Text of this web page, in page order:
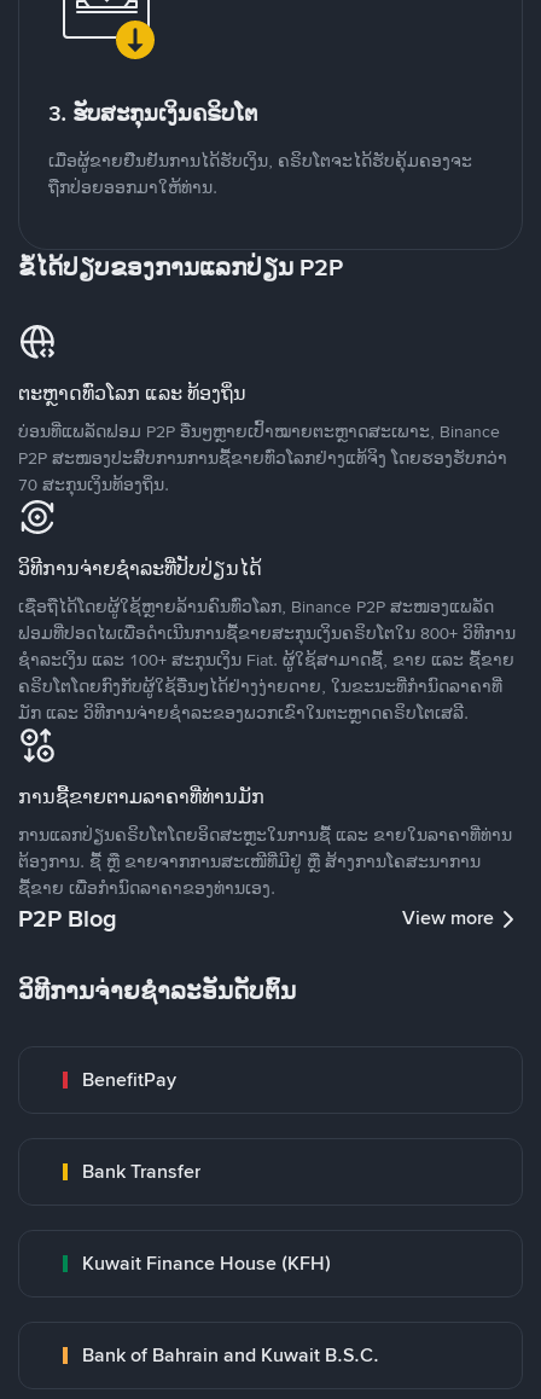
3. ຮັບສະກຸນເງິນຄຣິບໂຕ
ເມື່ອຜູ້ຂາຍຢືນຢັນການໄດ້ຮັບເງິນ, ຄຣິບໂຕຈະໄດ້ຮັບຄຸ້ມຄອງຈະ
ຖືກປ່ອຍອອກມາໃຫ້ທ່ານ.
ຂໍ້ໄດ້ປຽບຂອງການແລກປ່ຽນ P2P
ຕະຫຼາດທົ່ວໂລກ ແລະ ທ້ອງຖິ່ນ
ບ່ອນທີ່ແພລັດຟອມ P2P ອື່ນໆຫຼາຍເປົ້າໝາຍຕະຫຼາດສະເພາະ, Binance
P2P ສະໜອງປະສົບການການຊື້ຂາຍທົ່ວໂລກຢ່າງແທ້ຈິງ ໂດຍຮອງຮັບກວ່າ
70 ສະກຸນເງິນທ້ອງຖິ່ນ.
ວິທີການຈ່າຍຊຳລະທີ່ປັບປ່ຽນໄດ້
ເຊື່ອຖືໄດ້ໂດຍຜູ້ໃຊ້ຫຼາຍລ້ານຄົນທົ່ວໂລກ, Binance P2P ສະໜອງແພລັດ
ຟອມທີ່ປອດໄພເພື່ອດໍາເນີນການຊື້ຂາຍສະກຸນເງິນຄຣິບໂຕໃນ 800+ ວິທີການ
ຊໍາລະເງິນ ແລະ 100+ ສະກຸນເງິນ Fiat. ຜູ້ໃຊ້ສາມາດຊື້, ຂາຍ ແລະ ຊື້ຂາຍ
ຄຣິບໂຕໂດຍກົງກັບຜູ້ໃຊ້ອື່ນໆໄດ້ຢ່າງງ່າຍດາຍ, ໃນຂະນະທີ່ກໍານົດລາຄາທີ່
ມັກ ແລະ ວິທີການຈ່າຍຊຳລະຂອງພວກເຂົາໃນຕະຫຼາດຄຣິບໂຕເສລີ.
ການຊື້ຂາຍຕາມລາຄາທີ່ທ່ານມັກ
ການແລກປ່ຽນຄຣິບໂຕໂດຍອິດສະຫຼະໃນການຊື້ ແລະ ຂາຍໃນລາຄາທີ່ທ່ານ
ຕ້ອງການ. ຊື້ ຫຼື ຂາຍຈາກການສະເໜີທີ່ມີຢູ່ ຫຼື ສ້າງການໂຄສະນາການ
ຊື້ຂາຍ ເພື່ອກໍານົດລາຄາຂອງທ່ານເອງ.
P2P Blog View more
ວິທີການຈ່າຍຊຳລະອັນດັບຕົ້ນ
BenefitPay
Bank Transfer
Kuwait Finance House (KFH)
Bank of Bahrain and Kuwait B.S.C.